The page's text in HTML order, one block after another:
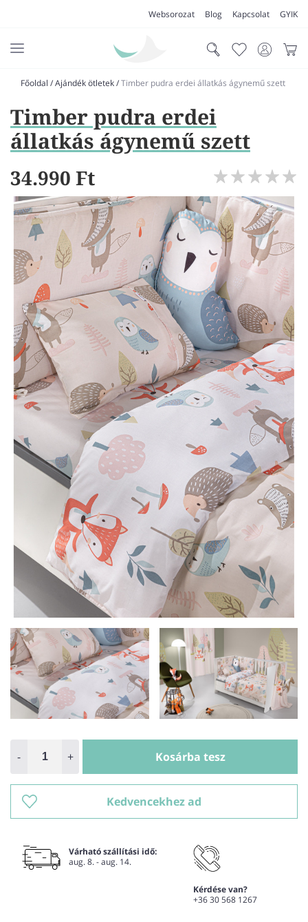
Websorozat Blog Kapcsolat GYIK
AKCIÓK
SZŐNYEG
PADLÓSZŐNYEG
MŰFŰ
VÍZÁLLÓ PADLÓ
LAMINÁLT PADLÓ
FUTÓSZŐNYEG
LÁBTÖRLŐ
FÜRDŐSZOBA SZŐNYEG
AJÁNDÉK ÖTLETEK
VINYL FALBURKOLAT
Főoldal /Ajándék ötletek/Timber pudra erdei állatkás ágynemű szett
Timber pudra erdei
állatkás ágynemű szett
34.990 Ft
- + Kosárba tesz
Kedvencekhez ad
Várható szállítási idő:
aug. 8. - aug. 14.
Kérdése van?
+36 30 568 1267